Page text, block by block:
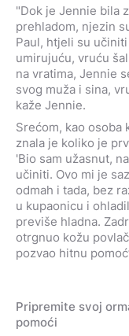
"Dok je Jennie bila
prehladom, njezin
Paul, htjeli su
umirujuću, vruću
na vratima, Jennie
svog muža i sina,
kaže Jennie.
Srećom, kao osoba
znala je koliko je
'Bio sam užasnut,
učiniti. Ovo mi je
odmah i tada, bez
u kupaonicu i
previše hladna.
otrgnuo kožu
pozvao hitnu
Pripremite svoj
pomoći